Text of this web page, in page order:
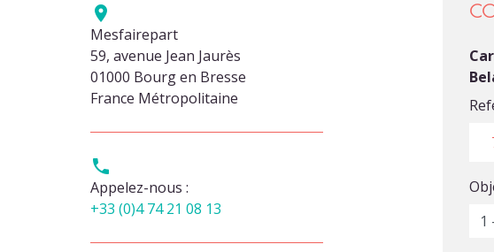

Mesfairepart
59, avenue Jean Jaurès
01000 Bourg en Bresse
France Métropolitaine

Appelez-nous :
+33 (0)4 74 21 08 13